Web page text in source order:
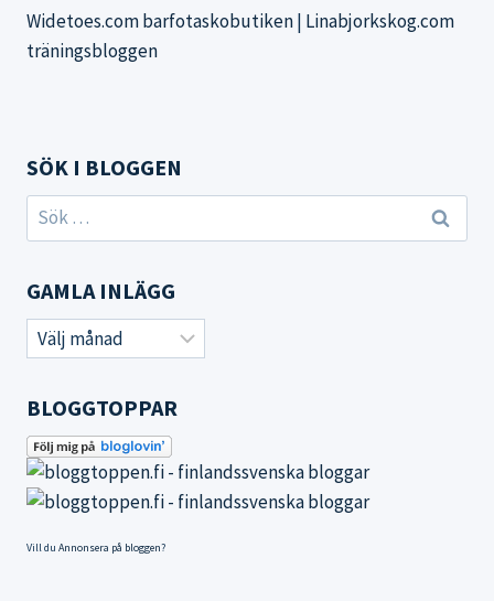
Widetoes.com barfotaskobutiken| Linabjorkskog.com
träningsbloggen
SÖK I BLOGGEN
Sök
efter:
GAMLA INLÄGG
Gamla
inlägg
BLOGGTOPPAR
Vill du Annonsera på bloggen?